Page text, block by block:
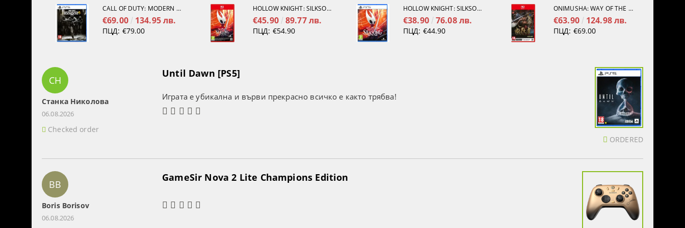
CALL OF DUTY: MODERN WARFARE 4[PS5]
€69.00 134.95 лв.
ПЦД: €79.00
HOLLOW KNIGHT: SILKSONG [NINTENDO SWITCH 2]
€45.90 89.77 лв.
ПЦД: €54.90
HOLLOW KNIGHT: SILKSONG [PS5]
€38.90 76.08 лв.
ПЦД: €44.90
ONIMUSHA: WAY OF THE SWORD [NINTENDO SWITCH 2]
€63.90 124.98 лв.
ПЦД: €69.00
СН
Станка Николова
06.08.2026
Checked order
Until Dawn [PS5]
Играта е убикална и върви прекрасно всичко е както трябва!
ORDERED
BB
Boris Borisov
06.08.2026
GameSir Nova 2 Lite Champions Edition